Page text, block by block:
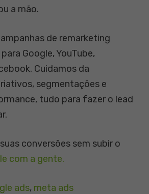
a mão.
de remarketing
Google, YouTube,
Cuidamos da
segmentações e
tudo para fazer o lead
conversões sem subir o
com a gente.
ads, meta ads